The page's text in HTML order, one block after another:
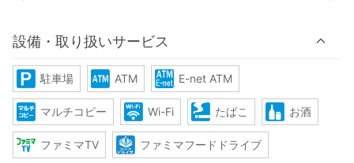
設備・取り扱いサービス
駐車場 ATM E-net ATM
マルチコピー Wi-Fi たばこ お酒
ファミマTV ファミマフードドライブ